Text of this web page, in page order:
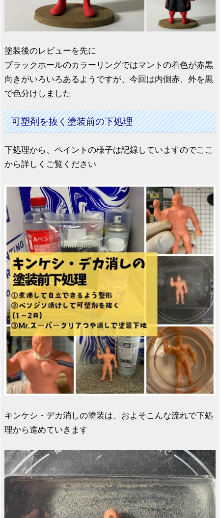
塗装後のレビューを先に
ブラックホールのカラーリングではマントの着色が赤黒
向きがいろいろあるようですが、今回は内側赤、外を黒
で色分けしました
可塑剤を抜く塗装前の下処理
下処理から、ペイントの様子は記録していますのでここ
から詳しくご覧ください
キンケシ・デカ消しの塗装は、およそこんな流れで下処
理から進めていきます